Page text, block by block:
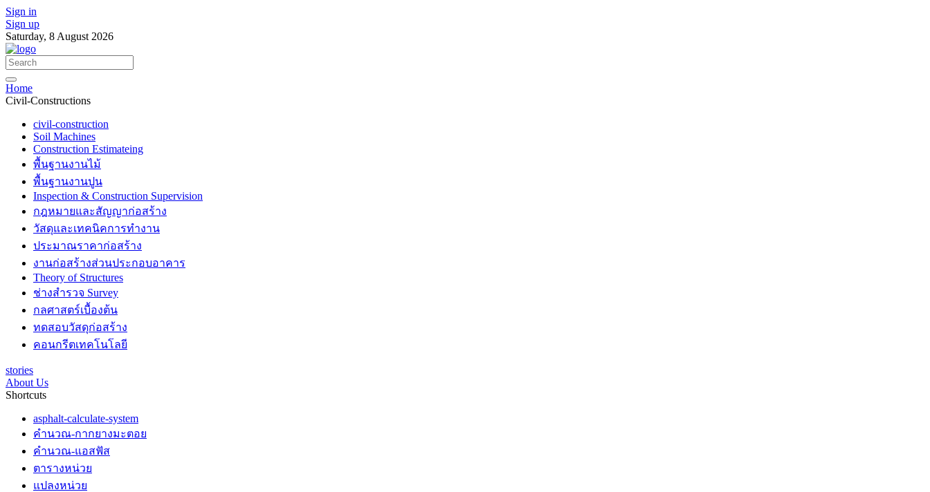
Sign in
Sign up
Saturday, 8 August 2026
Home
Civil-Constructions
civil-construction
Soil Machines
Construction Estimateing
พื้นฐานงานไม้
พื้นฐานงานปูน
Inspection & Construction Supervision
กฎหมายและสัญญาก่อสร้าง
วัสดุและเทคนิคการทำงาน
ประมาณราคาก่อสร้าง
งานก่อสร้างส่วนประกอบอาคาร
Theory of Structures
ช่างสำรวจ Survey
กลศาสตร์เบื้องต้น
ทดสอบวัสดุก่อสร้าง
คอนกรีตเทคโนโลยี
stories
About Us
Shortcuts
asphalt-calculate-system
คำนวณ-กากยางมะตอย
คำนวณ-แอสฟัส
ตารางหน่วย
แปลงหน่วย